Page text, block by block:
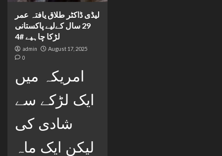
لیڈی ڈاکٹر طلاق یافتہ عمر
29 سال کےلیے پاکستانی
لڑکا چاہیے #4
admin August 17, 2025
0
امریکہ میں
ایک لڑکے سے
شادی کی
لیکن ایک ماہ